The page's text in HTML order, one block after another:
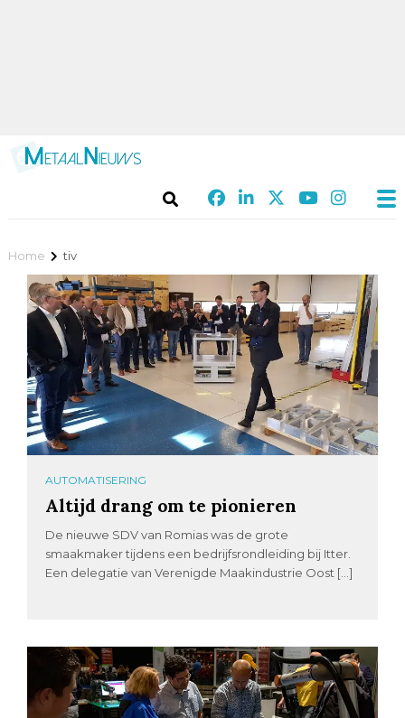
Home tiv
AUTOMATISERING
Altijd drang om te pionieren
De nieuwe SDV van Romias was de grote
smaakmaker tijdens een bedrijfsrondleiding bij Itter.
Een delegatie van Verenigde Maakindustrie Oost […]